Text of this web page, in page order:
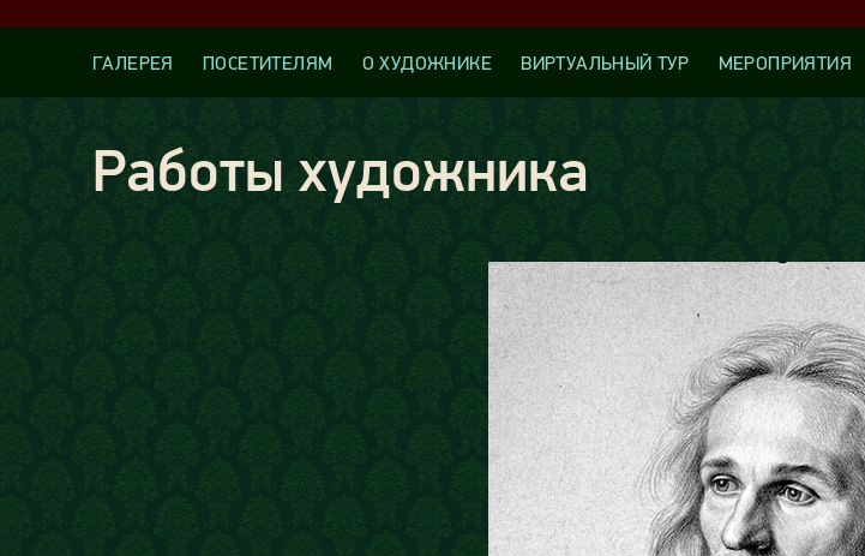
ГАЛЕРЕЯ ПОСЕТИТЕЛЯМ О ХУДОЖНИКЕ ВИРТУАЛЬНЫЙ ТУР МЕРОПРИЯТИЯ
Работы художника